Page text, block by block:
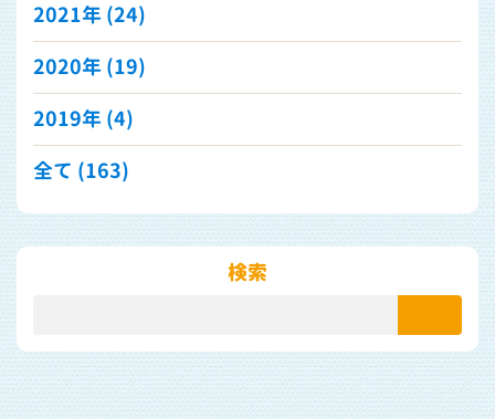
2021年 (24)
2020年 (19)
2019年 (4)
全て (163)
検索